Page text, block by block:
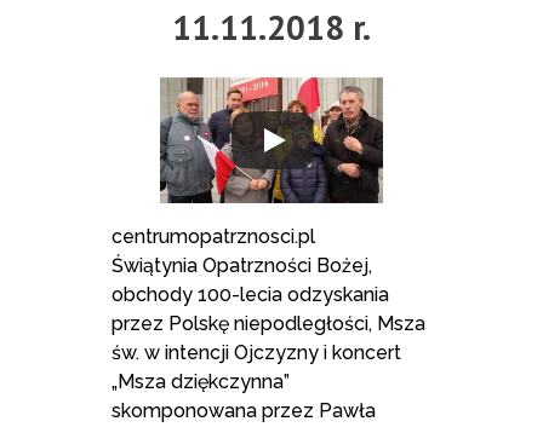
11.11.2018 r.
centrumopatrznosci.pl
Świątynia Opatrzności Bożej,
obchody 100-lecia odzyskania
przez Polskę niepodległości, Msza
św. w intencji Ojczyzny i koncert
„Msza dziękczynna”
skomponowana przez Pawła